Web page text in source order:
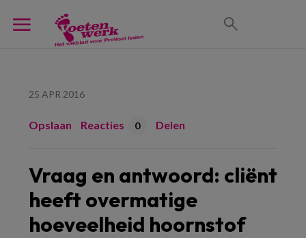
25 APR 2016
Opslaan Reacties 0 Delen
Vraag en antwoord: cliënt
heeft overmatige
hoeveelheid hoornstof